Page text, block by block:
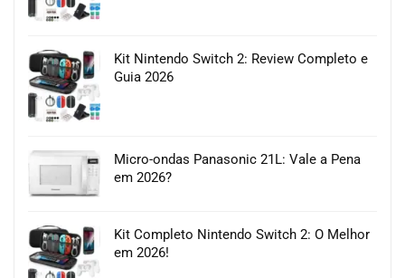
Kit Nintendo Switch 2: Review Completo e
Guia 2026
Micro-ondas Panasonic 21L: Vale a Pena
em 2026?
Kit Completo Nintendo Switch 2: O Melhor
em 2026!